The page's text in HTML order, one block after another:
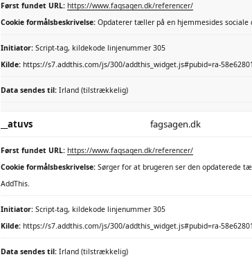
Først fundet URL: https://www.fagsagen.dk/referencer/
Cookie formålsbeskrivelse: Opdaterer tæller på en hjemmesides sociale
Initiator: Script-tag, kildekode linjenummer 305
Kilde: https://s7.addthis.com/js/300/addthis_widget.js#pubid=ra-
Data sendes til: Irland (tilstrækkelig)
__atuvs fagsagen.dk
Først fundet URL: https://www.fagsagen.dk/referencer/
Cookie formålsbeskrivelse: Sørger for at brugeren ser den opdaterede
AddThis.
Initiator: Script-tag, kildekode linjenummer 305
Kilde: https://s7.addthis.com/js/300/addthis_widget.js#pubid=ra-
Data sendes til: Irland (tilstrækkelig)